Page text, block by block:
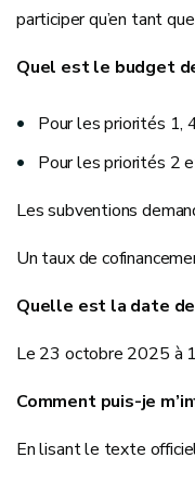
participer qu’en tant
Quel est le budget
Pour les priorités 1,
Pour les priorités 2
Les subventions
Un taux de
Quelle est la date
Le 23 octobre 2025 à
Comment puis-je
En lisant le texte